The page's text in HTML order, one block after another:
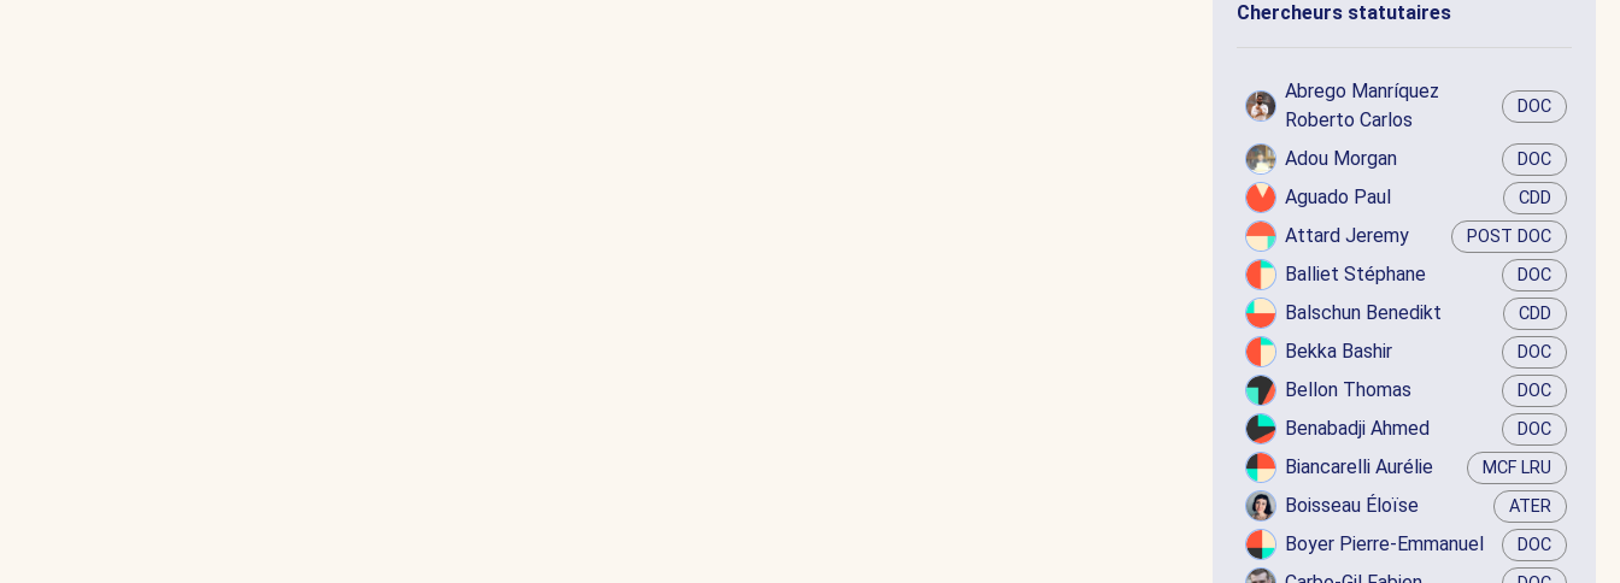
Chercheurs statutaires
Abrego Manríquez
Roberto Carlos
DOC
Adou Morgan DOC
Aguado Paul CDD
Attard Jeremy POST DOC
Balliet Stéphane DOC
Balschun Benedikt CDD
Bekka Bashir DOC
Bellon Thomas DOC
Benabadji Ahmed DOC
Biancarelli Aurélie MCF LRU
Boisseau Éloïse ATER
Boyer Pierre-Emmanuel DOC